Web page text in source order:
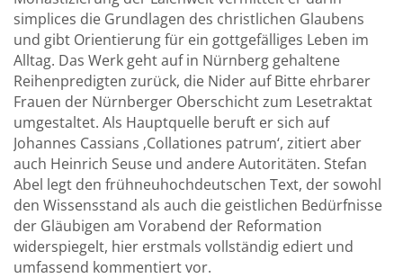
simplices die Grundlagen des christlichen Glaubens
und gibt Orientierung für ein gottgefälliges Leben im
Alltag. Das Werk geht auf in Nürnberg gehaltene
Reihenpredigten zurück, die Nider auf Bitte ehrbarer
Frauen der Nürnberger Oberschicht zum Lesetraktat
umgestaltet. Als Hauptquelle beruft er sich auf
Johannes Cassians ‚Collationes patrum‘, zitiert aber
auch Heinrich Seuse und andere Autoritäten. Stefan
Abel legt den frühneuhochdeutschen Text, der sowohl
den Wissensstand als auch die geistlichen Bedürfnisse
der Gläubigen am Vorabend der Reformation
widerspiegelt, hier erstmals vollständig ediert und
umfassend kommentiert vor.